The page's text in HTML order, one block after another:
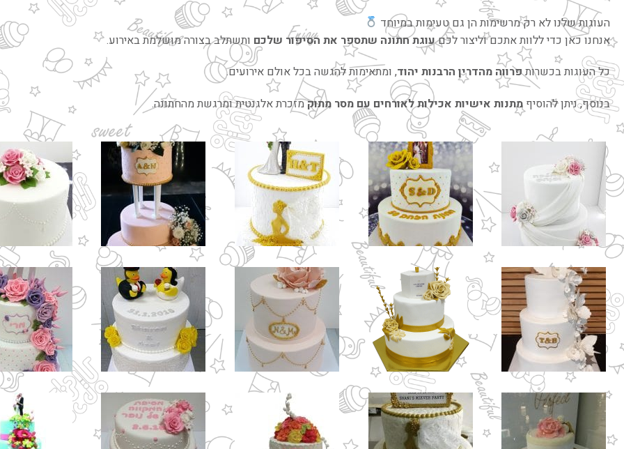
העוגות שלנו לא רק מרשימות הן גם טעימות במיוחד
אנחנו כאן כדי ללוות אתכם וליצור לכםעוגת חתונה שתספר את הסיפור שלכם ותשתלב בצורה מושלמת באירוע.
כל העוגות בכשרותפרווה מהדרין הרבנות יהוד, ומתאימות להגשה בכל אולם אירועים.
בנוסף, ניתן להוסיף מתנות אישיות אכילות לאורחים עם מסר מתוקמזכרת אלגנטית ומרגשת מהחתונה.